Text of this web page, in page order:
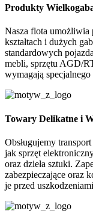
Produkty
Nasza flota
kształtach i dużych
standardowych
mebli, sprzętu AGD/
wymagają
Towary Delikatne i
Obsługujemy
jak sprzęt
oraz dzieła sztuki.
zabezpieczające oraz
je przed